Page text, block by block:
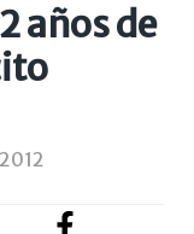
años de